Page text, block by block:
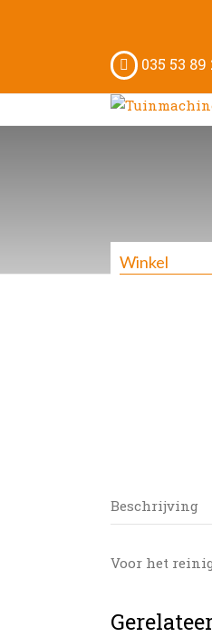
035 53 89
Winkel
Beschrijving
Voor het